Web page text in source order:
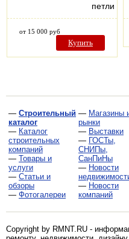
петли
от 15 000 руб
Купить
— Строительный
каталог
— Каталог
строительных
компаний
— Товары и
услуги
— Статьи и
обзоры
— Фотогалереи
— Магазины
рынки
— Выставки
— ГОСТы,
СНИПы,
СанПиНы
— Новости
— Новости
компаний
Copyright by RMNT.RU -